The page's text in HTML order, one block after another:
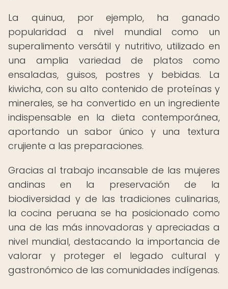
La quinua, por ejemplo, ha ganado
popularidad a nivel mundial como un
superalimento versátil y nutritivo, utilizado en
una amplia variedad de platos como
ensaladas, guisos, postres y bebidas. La
kiwicha, con su alto contenido de proteínas y
minerales, se ha convertido en un ingrediente
indispensable en la dieta contemporánea,
aportando un sabor único y una textura
crujiente a las preparaciones.
Gracias al trabajo incansable de las mujeres
andinas en la preservación de la
biodiversidad y de las tradiciones culinarias,
la cocina peruana se ha posicionado como
una de las más innovadoras y apreciadas a
nivel mundial, destacando la importancia de
valorar y proteger el legado cultural y
gastronómico de las comunidades indígenas.